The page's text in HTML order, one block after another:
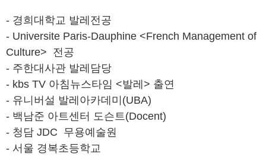
- 경희대학교 발레전공
- Universite Paris-Dauphine <French Management of
Culture> 전공
- 주한대사관 발레담당
- kbs TV 아침뉴스타임 <발레> 출연
- 유니버설 발레아카데미(UBA)
- 백남준 아트센터 도슨트(Docent)
- 청담 JDC 무용예술원
- 서울 경복초등학교